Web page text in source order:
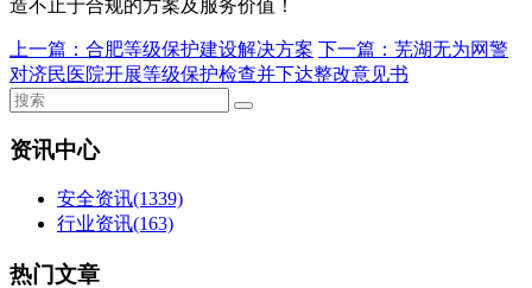
造不止于合规的方案及服务价值！
上一篇： 合肥等级保护建设解决方案 下一篇： 芜湖无为网警
对济民医院开展等级保护检查并下达整改意见书
资讯中心
安全资讯(1339)
行业资讯(163)
热门文章